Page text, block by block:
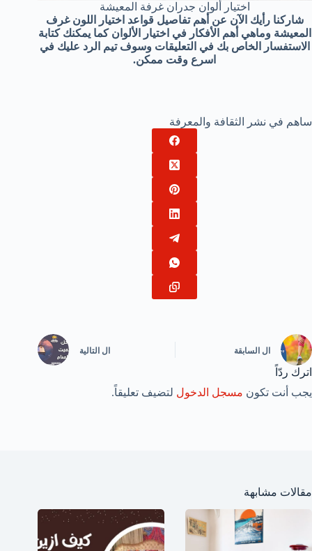
اختيار ألوان جدران غرفة المعيشة
شاركنا رأيك الآن عن أهم تفاصيل قواعد اختيار اللون غرف
المعيشة وماهي أهم الأفكار في اختيار الألوان كما يمكنك كتابة
الاستفسار الخاص بك في التعليقات وسوف تيم الرد عليك في
اسرع وقت ممكن.
ساهم في نشر الثقافة والمعرفة
ال السابقة ال التالية
اترك ردّاً
يجب أنت تكون مسجل الدخول لتضيف تعليقاً.
مقالات مشابهة